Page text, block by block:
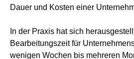
Dauer und Kosten einer
In der Praxis hat sich
Bearbeitungszeit für
wenigen Wochen bis mehreren